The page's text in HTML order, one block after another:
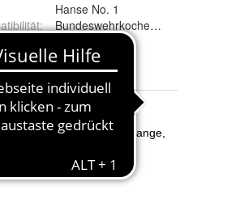
Hanse No. 1
:
Bundeswehrkocher 6001